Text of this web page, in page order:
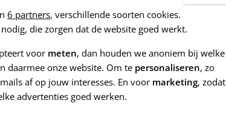
6 partners, verschillende soorten cookies.
die zorgen dat de website goed werkt.
voor meten, dan houden we anoniem bij welke
daarmee onze website. Om te personaliseren, zo
af op jouw interesses. En voor marketing, zodat
advertenties goed werken.